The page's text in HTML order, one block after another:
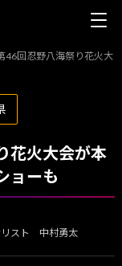
46回忍野八海祭り花火大
花火大会が本
ョーも
リスト 中村勇太